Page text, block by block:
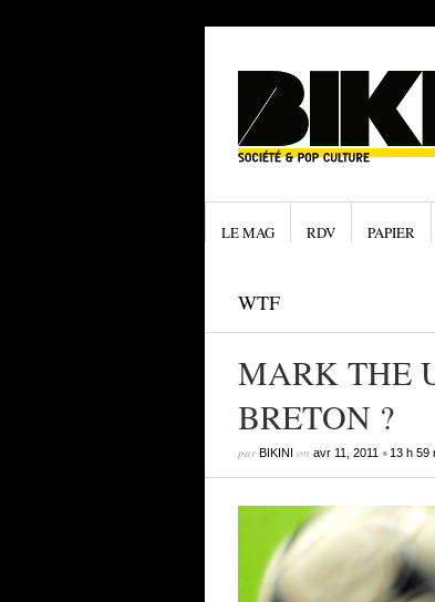
LE MAG RDV PAPIER
WTF
MARK THE
BRETON ?
parBIKINI on avr 11, 2011• 13 h 59